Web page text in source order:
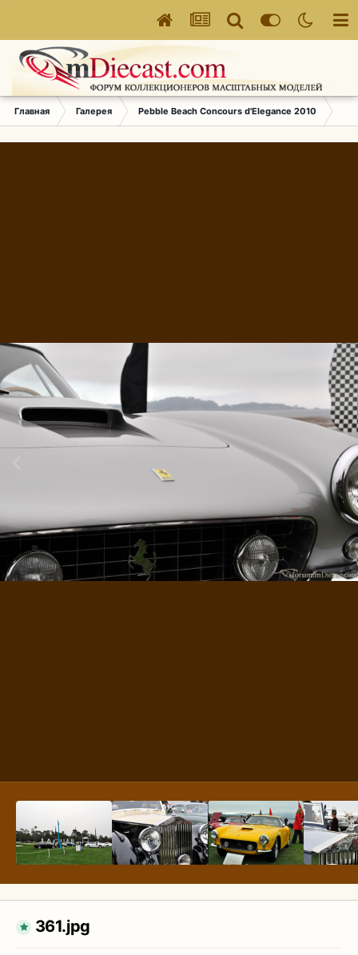
Главная Галерея Pebble Beach Concours d'Elegance 2010
361.jpg